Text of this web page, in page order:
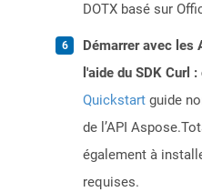
DOTX basé sur
Démarrer avec les
l'aide du SDK Curl
Quickstart guide
de l’API
également à
requises.